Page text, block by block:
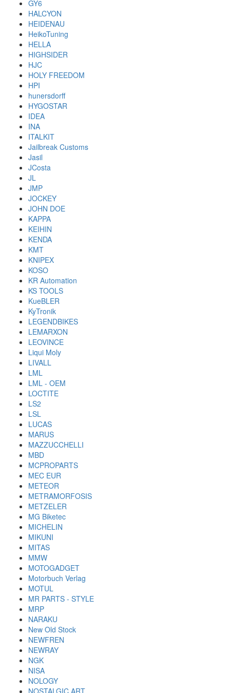
GY6
HALCYON
HEIDENAU
HeikoTuning
HELLA
HIGHSIDER
HJC
HOLY FREEDOM
HPI
hunersdorff
HYGOSTAR
IDEA
INA
ITALKIT
Jailbreak Customs
Jasil
JCosta
JL
JMP
JOCKEY
JOHN DOE
KAPPA
KEIHIN
KENDA
KMT
KNIPEX
KOSO
KR Automation
KS TOOLS
KueBLER
KyTronik
LEGENDBIKES
LEMARXON
LEOVINCE
Liqui Moly
LIVALL
LML
LML - OEM
LOCTITE
LS2
LSL
LUCAS
MARUS
MAZZUCCHELLI
MBD
MCPROPARTS
MEC EUR
METEOR
METRAMORFOSIS
METZELER
MG Biketec
MICHELIN
MIKUNI
MITAS
MMW
MOTOGADGET
Motorbuch Verlag
MOTUL
MR PARTS - STYLE
MRP
NARAKU
New Old Stock
NEWFREN
NEWRAY
NGK
NISA
NOLOGY
NOSTALGIC ART